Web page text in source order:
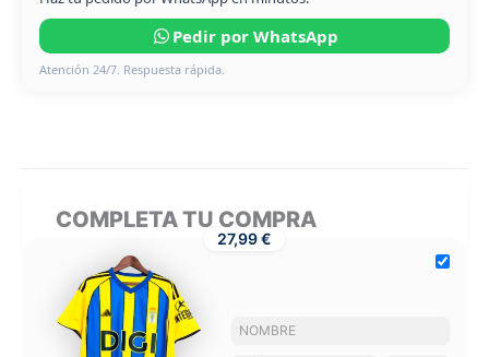
Pedir por WhatsApp
Atención 24/7. Respuesta rápida.
COMPLETA TU COMPRA
27,99 €